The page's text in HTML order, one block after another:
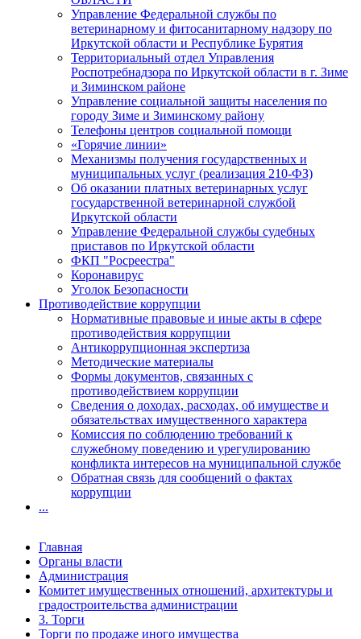
Управление Федеральной службы по
ветеринарному и фитосанитарному надзору по
Иркутской области и Республике Бурятия
Территориальный отдел Управления
Роспотребнадзора по Иркутской области в г. Зиме
и Зиминском районе
Управление социальной защиты населения по
городу Зиме и Зиминскому району
Телефоны центров социальной помощи
«Горячие линии»
Механизмы получения государственных и
муниципальных услуг (реализация 210-ФЗ)
Об оказании платных ветеринарных услуг
государственной ветеринарной службой
Иркутской области
Управление Федеральной службы судебных
приставов по Иркутской области
ФКП "Росреестра"
Коронавирус
Уголок Безопасности
Противодействие коррупции
Нормативные правовые и иные акты в сфере
противодействия коррупции
Антикоррупционная экспертиза
Методические материалы
Формы документов, связанных с
противодействием коррупции
Сведения о доходах, расходах, об имуществе и
обязательствах имущественного характера
Комиссия по соблюдению требований к
служебному поведению и урегулированию
конфликта интересов на муниципальной службе
Обратная связь для сообщений о фактах
коррупции
...
Главная
Органы власти
Администрация
Комитет имущественных отношений, архитектуры и
градостроительства администрации
3. Торги
Торги по продаже иного имущества